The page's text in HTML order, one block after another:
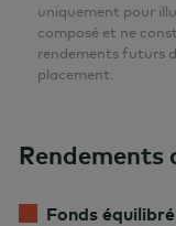
uniquement pour
composé et ne
rendements futurs
placement.
Rendements
Fonds